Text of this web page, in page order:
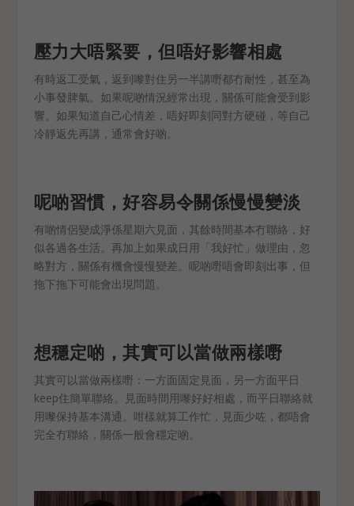
壓力大唔緊要，但唔好影響相處
有時返工受氣，返到嚟對住另一半講嘢都冇耐性，甚至為
小事發脾氣。如果呢啲情況經常出現，關係可能會受到影
響。如果知道自己心情差，唔好即刻同對方硬碰，等自己
冷靜返先再講，通常會好啲。
呢啲習慣，好容易令關係慢慢變淡
有啲情侶變成淨係星期六見面，其餘時間基本冇聯絡，好
似各過各生活。再加上如果成日用「我好忙」做理由，忽
略對方，關係有機會慢慢變差。呢啲嘢唔會即刻出事，但
拖下拖下可能會出現問題。
想穩定啲，其實可以當做兩樣嘢
其實可以當做兩樣嘢：一方面固定見面，另一方面平日
keep住簡單聯絡。見面時間用嚟好好相處，而平日聯絡就
用嚟保持基本溝通。咁樣就算工作忙，見面少咗，都唔會
完全冇聯絡，關係一般會穩定啲。